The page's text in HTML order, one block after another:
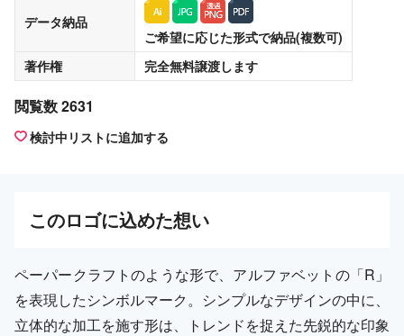
データ納品
ご希望に応じた形式で納品(複数可)
著作権
完全無料譲渡します
閲覧数 2631
検討中リストに追加する
このロゴに込めた想い
ペーパークラフトのような形で、アルファベットの「R」
を表現したシンボルマーク。シンプルなデザインの中に、
立体的な加工を施す形は、トレンドを捉えた先鋭的な印象